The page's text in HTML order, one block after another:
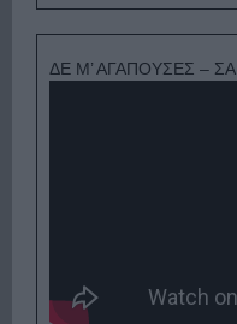
ΔΕ Μ’ ΑΓΑΠΟΥΣΕΣ –